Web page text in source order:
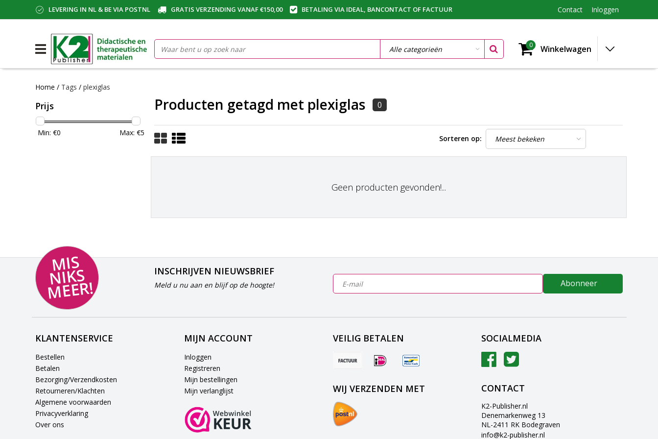
LEVERING IN NL & BE VIA POSTNL GRATIS VERZENDING VANAF €150,00 BETALING VIA IDEAL, BANCONTACT OF FACTUUR Contact Inloggen
0 Winkelwagen
Home / Tags / plexiglas
Prijs
Min: €0 Max: €5
Producten getagd met plexiglas 0
Sorteren op:
Geen producten gevonden!...
MI
S
NI
K
S
M
E
E
R!
INSCHRIJVEN NIEUWSBRIEF
Meld u nu aan en blijf op de hoogte! Abonneer
KLANTENSERVICE
Bestellen
Betalen
Bezorging/Verzendkosten
Retourneren/Klachten
Algemene voorwaarden
Privacyverklaring
Over ons
MIJN ACCOUNT
Inloggen
Registreren
Mijn bestellingen
Mijn verlanglijst
VEILIG BETALEN
WIJ VERZENDEN MET
SOCIALMEDIA
CONTACT
K2-Publisher.nl
Denemarkenweg 13
NL-2411 RK Bodegraven
info@k2-publisher.nl